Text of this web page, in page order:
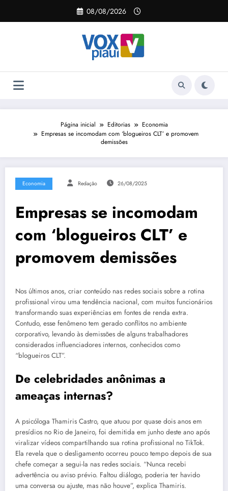
o
08/08/2026
Página inicial Editorias
Economia
Empresas se incomodam com ‘blogueiros CLT’ e promovem
demissões
Economia Redação 26/08/2025
Empresas se incomodam
com ‘blogueiros CLT’ e
promovem demissões
Nos últimos anos, criar conteúdo nas redes sociais sobre a rotina
profissional virou uma tendência nacional, com muitos funcionários
transformando suas experiências em fontes de renda extra.
Contudo, esse fenômeno tem gerado conflitos no ambiente
corporativo, levando às demissões de alguns trabalhadores
considerados influenciadores internos, conhecidos como
“blogueiros CLT”.
De celebridades anônimas a
ameaças internas?
A psicóloga Thamiris Castro, que atuou por quase dois anos em
presídios no Rio de Janeiro, foi demitida em junho deste ano após
viralizar vídeos compartilhando sua rotina profissional no TikTok.
Ela revela que o desligamento ocorreu pouco tempo depois de sua
chefe começar a segui-la nas redes sociais. “Nunca recebi
advertência ou aviso prévio. Faltou diálogo, poderia ter havido
uma conversa ou ajuste, mas não houve”, explica Thamiris.